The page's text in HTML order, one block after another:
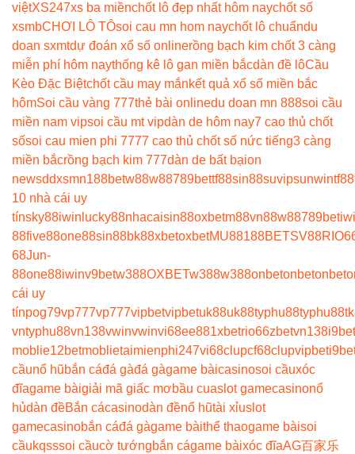
việtXS247xs ba miềnchốt lô đẹp nhất hôm naychốt số
xsmbCHƠI LÔ TÔsoi cau mn hom naychốt lô chuẩndu
doan sxmtdự đoán xổ số onlinerồng bạch kim chốt 3 càng
miễn phí hôm naythống kê lô gan miền bắcdàn đề lôCầu
Kèo Đặc Biệtchốt cầu may mắnkết quả xổ số miền bắc
hômSoi cầu vàng 777thẻ bài onlinedu doan mn 888soi cầu
miền nam vipsoi cầu mt vipdàn de hôm nay7 cao thủ chốt
sốsoi cau mien phi 7777 cao thủ chốt số nức tiếng3 càng
miền bắcrồng bạch kim 777dàn de bất bạion
newsddxsmn188betw88w88789bettf88sin88suvipsunwintf88
10 nhà cái uy
tínsky88iwin lucky88nhacaisin88oxbetm88vn88w88789bet
88five88one88sin88bk88xbetoxbetMU88188BETSV88
68Jun-
88one88iwinv9betw388OXBETw388w388onbetonbetonbet
cái uy
tínpog79vp777vp777vipbetvipbetuk88uk88typhu88typhu88
vntyphu88vn138vwinvwinvi68ee881xbetrio66zbetvn138
moblie12betmoblietaimienphi247vi68clupcf68clupvipbet
cầunổ hũbắn cáđá gàđá gàgame bàicasinosoi cầuxóc
đĩagame bàigiải mã giấc mơbầu cuaslot gamecasinonổ
hủdàn đềBắn cácasinodàn đềnổ hũtài xỉuslot
gamecasinobắn cáđá gàgame bàithể thaogame bàisoi
cầukqsssoi cầucờ tướngbắn cágame bàixóc đĩaAG百家乐